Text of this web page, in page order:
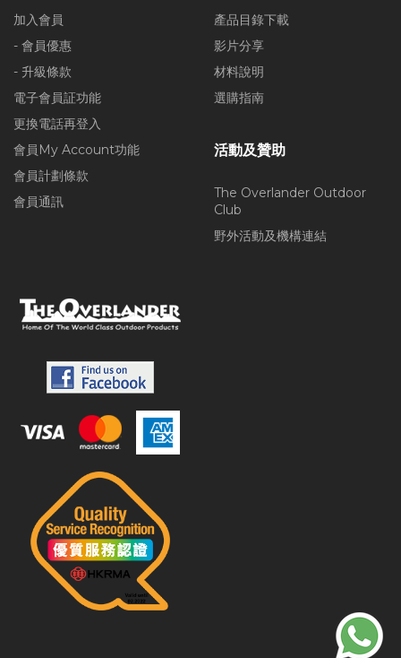
加入會員
- 會員優惠
- 升級條款
電子會員証功能
更換電話再登入
會員My Account功能
會員計劃條款
會員通訊
產品目錄下載
影片分享
材料說明
選購指南
活動及贊助
The Overlander Outdoor
Club
野外活動及機構連結